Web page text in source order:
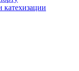
катехизации